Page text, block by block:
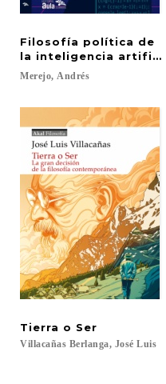
Filosofía política de
la inteligencia
Merejo, Andrés
Tierra o Ser
Villacañas Berlanga, José Luis